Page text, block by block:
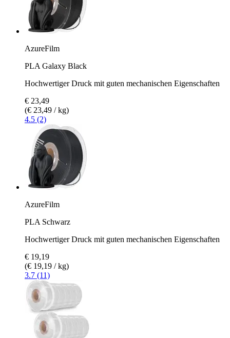
AzureFilm
PLA Galaxy Black
Hochwertiger Druck mit guten mechanischen Eigenschaften
€ 23,49
(€ 23,49 / kg)
4.5 (2)
AzureFilm
PLA Schwarz
Hochwertiger Druck mit guten mechanischen Eigenschaften
€ 19,19
(€ 19,19 / kg)
3.7 (11)